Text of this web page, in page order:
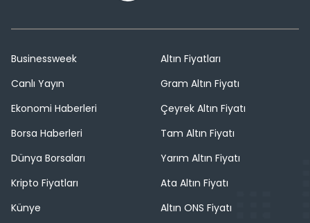
Businessweek
Canlı Yayın
Ekonomi Haberleri
Borsa Haberleri
Dünya Borsaları
Kripto Fiyatları
Künye
Altın Fiyatları
Gram Altın Fiyatı
Çeyrek Altın Fiyatı
Tam Altın Fiyatı
Yarım Altın Fiyatı
Ata Altın Fiyatı
Altın ONS Fiyatı